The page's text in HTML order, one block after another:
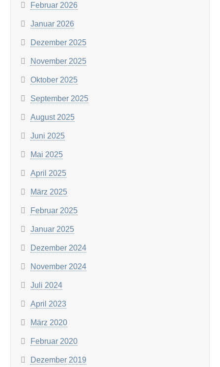
Februar 2026
Januar 2026
Dezember 2025
November 2025
Oktober 2025
September 2025
August 2025
Juni 2025
Mai 2025
April 2025
März 2025
Februar 2025
Januar 2025
Dezember 2024
November 2024
Juli 2024
April 2023
März 2020
Februar 2020
Dezember 2019